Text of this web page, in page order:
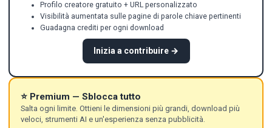
Profilo creatore gratuito + URL personalizzato
Visibilità aumentata sulle pagine di parole chiave pertinenti
Guadagna crediti per ogni download
Inizia a contribuire →
⭐ Premium — Sblocca tutto
Salta ogni limite. Ottieni le dimensioni più grandi, download più
veloci, strumenti AI e un'esperienza senza pubblicità.